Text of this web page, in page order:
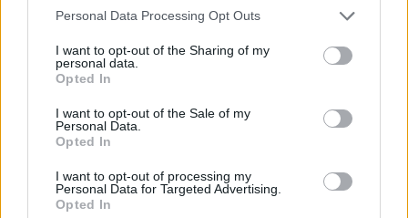
Personal Data Processing Opt Outs
I want to opt-out of the Sharing of my
personal data.
Opted In
I want to opt-out of the Sale of my
Personal Data.
Opted In
I want to opt-out of processing my
Personal Data for Targeted Advertising.
Opted In
tartozik, melynek olvasása előfizetéses
Az előfizetés a következőket tartalmazza:
Portfolio.hu teljes cikkarchívum
Kötéslisták: BÉT elmúlt 2 év napon belüli
kötéslistái
Előfizetés